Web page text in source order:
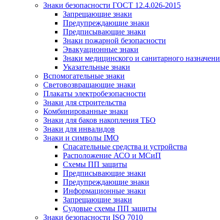
Знаки безопасности ГОСТ 12.4.026-2015
Запрещающие знаки
Предупреждающие знаки
Предписывающие знаки
Знаки пожарной безопасности
Эвакуационные знаки
Знаки медицинского и санитарного
Указательные знаки
Вспомогательные знаки
Световозвращающие знаки
Плакаты электробезопасности
Знаки для строительства
Комбинированные знаки
Знаки для баков накопления ТБО
Знаки для инвалидов
Знаки и символы IMO
Спасательные средства и устройства
Расположение АСО и МСиП
Схемы ПП защиты
Предписывающие знаки
Предупреждающие знаки
Информационные знаки
Запрещающие знаки
Судовые схемы ПП защиты
Знаки безопасности ISO 7010